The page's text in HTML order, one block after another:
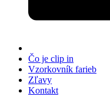
Čo je clip in
Vzorkovník farieb
Zľavy
Kontakt